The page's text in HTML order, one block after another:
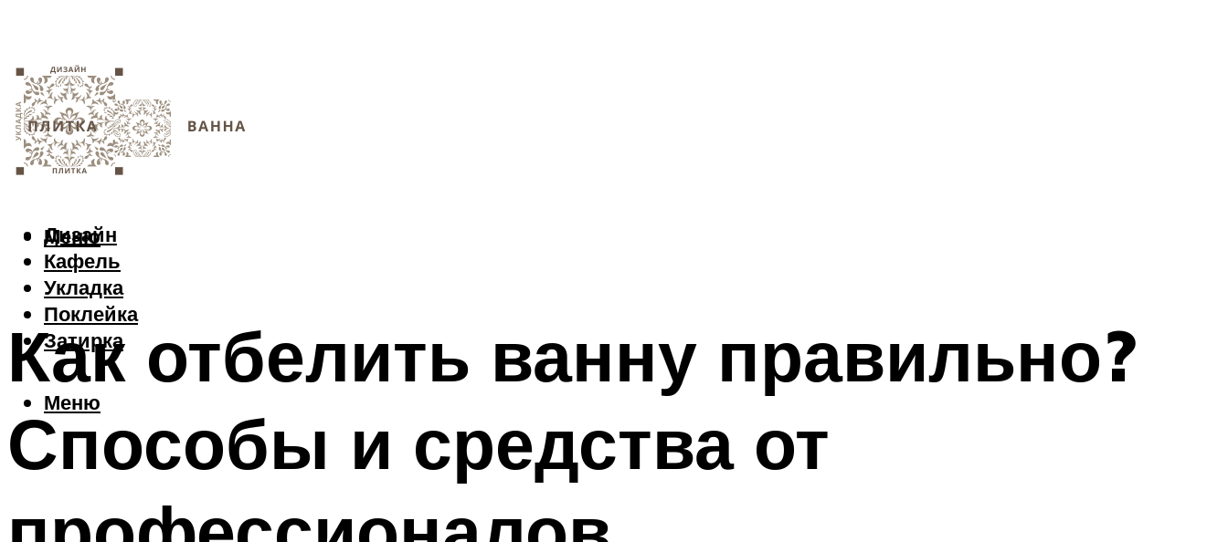
Дизайн
Кафель
Укладка
Поклейка
Затирка
Меню
Меню
Как отбелить ванну правильно?
Способы и средства от